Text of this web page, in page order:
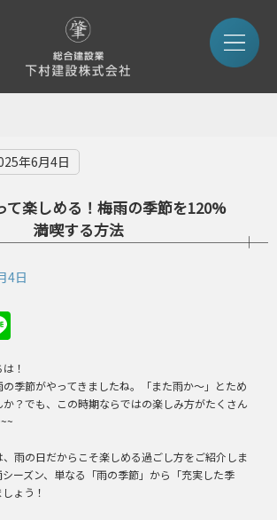
年6月4日
て楽しめる！梅雨の季節を120%
満喫する方法
4日
！
季節がやってきましたね。「また雨か～」とため
？でも、この時期ならではの楽しみ方がたくさん
、雨の日だからこそ楽しめる過ごし方をご紹介しま
ーズン、単なる「雨の季節」から「充実した季
ょう！